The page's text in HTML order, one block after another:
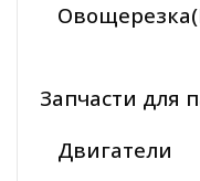
Запчасти для
Двигатели